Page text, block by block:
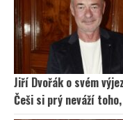
Jiří Dvořák o svém
Češi si prý neváží